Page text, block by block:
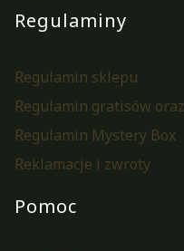
Regulaminy
Regulamin sklepu
Regulamin gratisów
Regulamin Mystery Box
Reklamacje i zwroty
Pomoc